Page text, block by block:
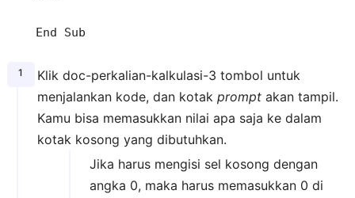
End Sub
Klik doc-perkalian-kalkulasi-3 tombol untuk
menjalankan kode, dan kotak promptakan tampil.
Kamu bisa memasukkan nilai apa saja ke dalam
kotak kosong yang dibutuhkan.
Jika harus mengisi sel kosong dengan
angka 0, maka harus memasukkan 0 di